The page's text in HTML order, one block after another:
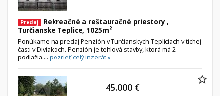
Predaj
Rekreačné a reštauračné priestory ,
Turčianske Teplice, 1025m2
Ponúkame na predaj Penzión v Turčianskych Tepliciach v tichej
časti v Diviakoch. Penzión je tehlová stavby, ktorá má 2
podlažia.... pozrieť celý inzerát »
45.000 €